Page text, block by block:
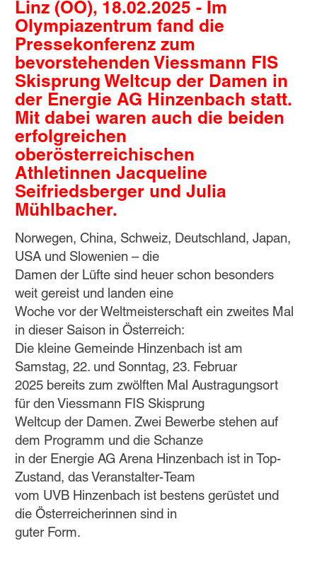
Linz (OÖ), 18.02.2025 - Im
Olympiazentrum fand die
Pressekonferenz zum
bevorstehenden Viessmann FIS
Skisprung Weltcup der Damen in
der Energie AG Hinzenbach statt.
Mit dabei waren auch die beiden
erfolgreichen
oberösterreichischen
Athletinnen Jacqueline
Seifriedsberger und Julia
Mühlbacher.
Norwegen, China, Schweiz, Deutschland, Japan,
USA und Slowenien – die
Damen der Lüfte sind heuer schon besonders
weit gereist und landen eine
Woche vor der Weltmeisterschaft ein zweites Mal
in dieser Saison in Österreich:
Die kleine Gemeinde Hinzenbach ist am
Samstag, 22. und Sonntag, 23. Februar
2025 bereits zum zwölften Mal Austragungsort
für den Viessmann FIS Skisprung
Weltcup der Damen. Zwei Bewerbe stehen auf
dem Programm und die Schanze
in der Energie AG Arena Hinzenbach ist in Top-
Zustand, das Veranstalter-Team
vom UVB Hinzenbach ist bestens gerüstet und
die Österreicherinnen sind in
guter Form.